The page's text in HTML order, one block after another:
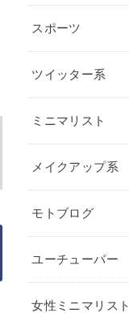
スポーツ
ツイッター系
ミニマリスト
メイクアップ系
モトブログ
ユーチューバー
女性ミニマリスト